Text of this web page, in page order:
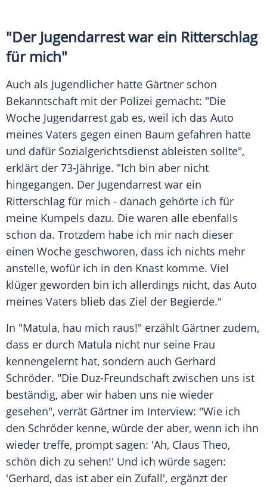
"Der Jugendarrest war ein Ritterschlag
für mich"
Auch als Jugendlicher hatte Gärtner schon
Bekanntschaft mit der Polizei gemacht: "Die
Woche Jugendarrest gab es, weil ich das Auto
meines Vaters gegen einen Baum gefahren hatte
und dafür Sozialgerichtsdienst ableisten sollte",
erklärt der 73-Jährige. "Ich bin aber nicht
hingegangen. Der Jugendarrest war ein
Ritterschlag für mich - danach gehörte ich für
meine Kumpels dazu. Die waren alle ebenfalls
schon da. Trotzdem habe ich mir nach dieser
einen Woche geschworen, dass ich nichts mehr
anstelle, wofür ich in den Knast komme. Viel
klüger geworden bin ich allerdings nicht, das Auto
meines Vaters blieb das Ziel der Begierde."
In "Matula, hau mich raus!" erzählt Gärtner zudem,
dass er durch Matula nicht nur seine Frau
kennengelernt hat, sondern auch Gerhard
Schröder. "Die Duz-Freundschaft zwischen uns ist
beständig, aber wir haben uns nie wieder
gesehen", verrät Gärtner im Interview: "Wie ich
den Schröder kenne, würde der aber, wenn ich ihn
wieder treffe, prompt sagen: 'Ah, Claus Theo,
schön dich zu sehen!' Und ich würde sagen:
'Gerhard, das ist aber ein Zufall', ergänzt der